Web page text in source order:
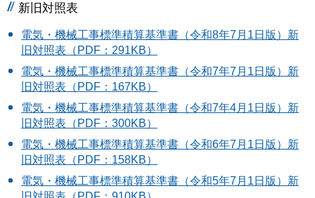
新旧対照表
電気・機械工事標準積算基準書（令和8年7月1日版）新
旧対照表（PDF：291KB）
電気・機械工事標準積算基準書（令和7年7月1日版）新
旧対照表（PDF：167KB）
電気・機械工事標準積算基準書（令和7年4月1日版）新
旧対照表（PDF：300KB）
電気・機械工事標準積算基準書（令和6年7月1日版）新
旧対照表（PDF：158KB）
電気・機械工事標準積算基準書（令和5年7月1日版）新